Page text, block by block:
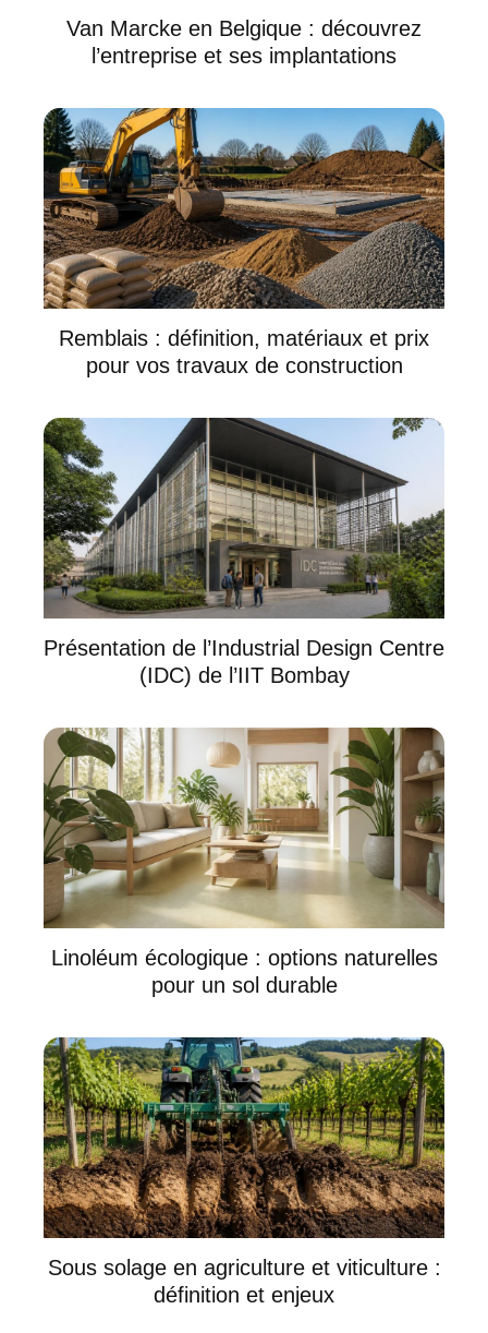
Van Marcke en Belgique : découvrez
l’entreprise et ses implantations
Remblais : définition, matériaux et prix
pour vos travaux de construction
Présentation de l’Industrial Design Centre
(IDC) de l’IIT Bombay
Linoléum écologique : options naturelles
pour un sol durable
Sous solage en agriculture et viticulture :
définition et enjeux